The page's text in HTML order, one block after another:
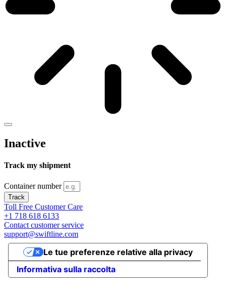
Inactive
Track my shipment
Container number
Track
Toll Free Customer Care
+1 718 618 6133
Contact customer service
support@swiftline.com
Informativa sulla raccolta
Le tue preferenze relative alla privacy